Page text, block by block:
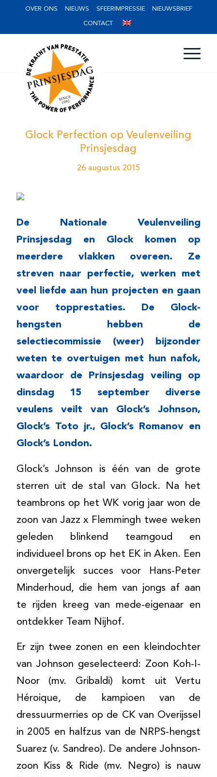
OVER ONS NIEUWS SFEERIMPRESSIE NIEUWSBRIEF
CONTACT
Glock Perfection op Veulenveiling
Prinsjesdag
26 augustus 2015
De Nationale Veulenveiling
Prinsjesdag en Glock komen op
meerdere vlakken overeen. Ze
streven naar perfectie, werken met
veel liefde aan hun projecten en gaan
voor topprestaties. De Glock-
hengsten hebben de
selectiecommissie (weer) bijzonder
weten te overtuigen met hun nafok,
waardoor de Prinsjesdag veiling op
dinsdag 15 september diverse
veulens veilt van Glock’s Johnson,
Glock’s Toto jr., Glock’s Romanov en
Glock’s London.
Glock’s Johnson is één van de grote
sterren uit de stal van Glock. Na het
teambrons op het WK vorig jaar won de
zoon van Jazz x Flemmingh twee weken
geleden blinkend teamgoud en
individueel brons op het EK in Aken. Een
onvergetelijk succes voor Hans-Peter
Minderhoud, die hem van jongs af aan
te rijden kreeg van mede-eigenaar en
ontdekker Team Nijhof.
Er zijn twee zonen en een kleindochter
van Johnson geselecteerd: Zoon Koh-I-
Noor (mv. Gribaldi) komt uit Vertu
Héroique, de kampioen van de
dressuurmerries op de CK van Overijssel
in 2005 en halfzus van de NRPS-hengst
Suarez (v. Sandreo). De andere Johnson-
zoon Kiss & Ride (mv. Negro) is nauw